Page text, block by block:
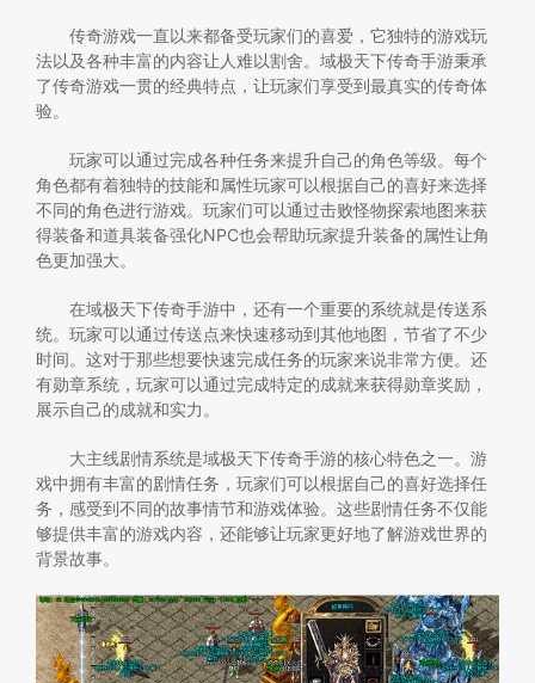
传奇游戏一直以来都备受玩家们的喜爱，它独特的游戏玩
法以及各种丰富的内容让人难以割舍。域极天下传奇手游秉承
了传奇游戏一贯的经典特点，让玩家们享受到最真实的传奇体
验。
玩家可以通过完成各种任务来提升自己的角色等级。每个
角色都有着独特的技能和属性玩家可以根据自己的喜好来选择
不同的角色进行游戏。玩家们可以通过击败怪物探索地图来获
得装备和道具装备强化NPC也会帮助玩家提升装备的属性让角
色更加强大。
在域极天下传奇手游中，还有一个重要的系统就是传送系
统。玩家可以通过传送点来快速移动到其他地图，节省了不少
时间。这对于那些想要快速完成任务的玩家来说非常方便。还
有勋章系统，玩家可以通过完成特定的成就来获得勋章奖励，
展示自己的成就和实力。
大主线剧情系统是域极天下传奇手游的核心特色之一。游
戏中拥有丰富的剧情任务，玩家们可以根据自己的喜好选择任
务，感受到不同的故事情节和游戏体验。这些剧情任务不仅能
够提供丰富的游戏内容，还能够让玩家更好地了解游戏世界的
背景故事。